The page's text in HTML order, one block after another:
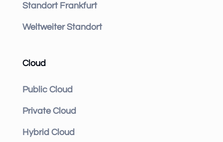
Standort Frankfurt
Weltweiter Standort
Cloud
Public Cloud
Private Cloud
Hybrid Cloud